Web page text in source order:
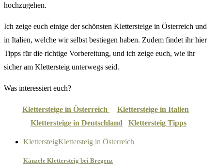
hochzugehen.
Ich zeige euch einige der schönsten Klettersteige in Österreich und
in Italien, welche wir selbst bestiegen haben. Zudem findet ihr hier
Tipps für die richtige Vorbereitung, und ich zeige euch, wie ihr
sicher am Klettersteig unterwegs seid.
Was interessiert euch?
Klettersteige in Österreich
Klettersteige in Italien
Klettersteige in Deutschland
Klettersteig Tipps
KlettersteigKlettersteig in Österreich
Känzele Klettersteig bei Bregenz